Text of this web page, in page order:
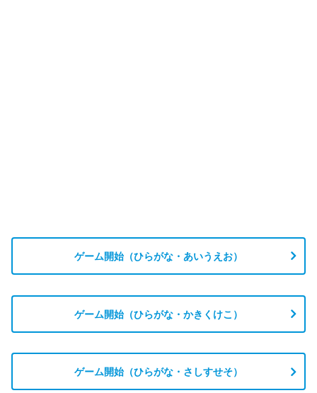
ゲーム開始（ひらがな・あいうえお）
ゲーム開始（ひらがな・かきくけこ）
ゲーム開始（ひらがな・さしすせそ）